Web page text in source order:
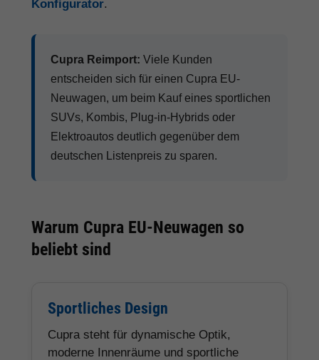
Konfigurator.
Cupra Reimport: Viele Kunden
entscheiden sich für einen Cupra EU-
Neuwagen, um beim Kauf eines sportlichen
SUVs, Kombis, Plug-in-Hybrids oder
Elektroautos deutlich gegenüber dem
deutschen Listenpreis zu sparen.
Warum Cupra EU-Neuwagen so
beliebt sind
Sportliches Design
Cupra steht für dynamische Optik,
moderne Innenräume und sportliche